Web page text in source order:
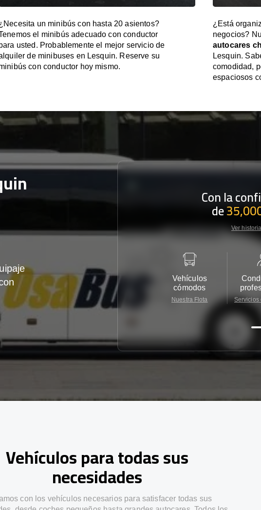
un minibús con hasta 20 asientos?
el minibús adecuado con conductor
usted. Probablemente el mejor servicio de
de minibuses en Lesquin. Reserve su
con conductor hoy mismo.
¿Está
negocios?
autocares
Lesquin.
comodidad,
espaciosos
Con la
de
Ver
Vehículos
cómodos
Nuestra Flota Servicios
Vehículos para todas sus
necesidades
con los vehículos necesarios para satisfacer todas sus